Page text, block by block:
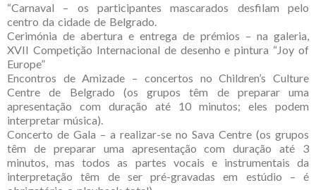
“Carnaval – os participantes mascarados desfilam pelo
centro da cidade de Belgrado.
Cerimónia de abertura e entrega de prémios – na galeria,
XVII Competição Internacional de desenho e pintura “Joy of
Europe”
Encontros de Amizade – concertos no Children’s Culture
Centre de Belgrado (os grupos têm de preparar uma
apresentação com duração até 10 minutos; eles podem
interpretar música).
Concerto de Gala – a realizar-se no Sava Centre (os grupos
têm de preparar uma apresentação com duração até 3
minutos, mas todos as partes vocais e instrumentais da
interpretação têm de ser pré-gravadas em estúdio – é